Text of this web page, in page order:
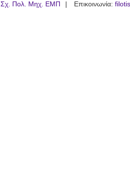
Σχ. Πολ. Μηχ. ΕΜΠ Επικοινωνία: